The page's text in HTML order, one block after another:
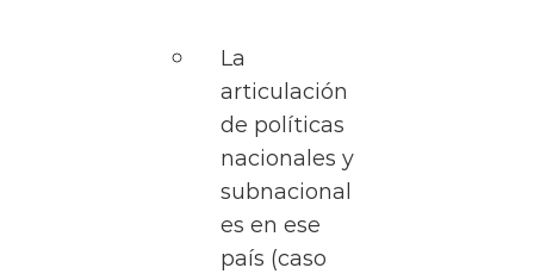
La
articulación
de políticas
nacionales y
subnacional
es en ese
país (caso